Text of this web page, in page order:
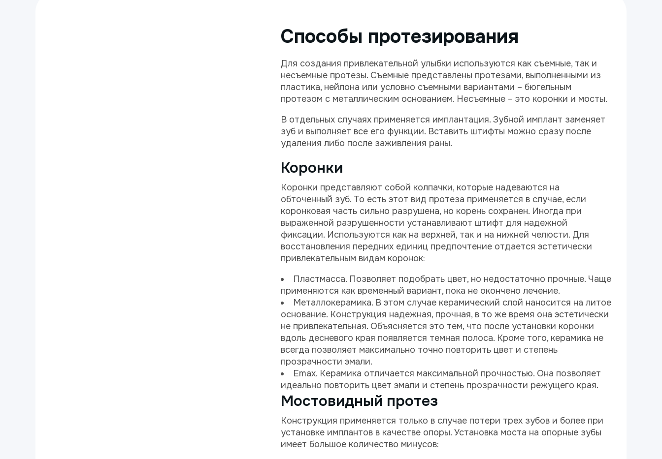
Способы протезирования
Для создания привлекательной улыбки используются как съемные, так и
несъемные протезы. Съемные представлены протезами, выполненными из
пластика, нейлона или условно съемными вариантами – бюгельным
протезом с металлическим основанием. Несъемные – это коронки и мосты.
В отдельных случаях применяется имплантация. Зубной имплант заменяет
зуб и выполняет все его функции. Вставить штифты можно сразу после
удаления либо после заживления раны.
Коронки
Коронки представляют собой колпачки, которые надеваются на
обточенный зуб. То есть этот вид протеза применяется в случае, если
коронковая часть сильно разрушена, но корень сохранен. Иногда при
выраженной разрушенности устанавливают штифт для надежной
фиксации. Используются как на верхней, так и на нижней челюсти. Для
восстановления передних единиц предпочтение отдается эстетически
привлекательным видам коронок:
Пластмасса. Позволяет подобрать цвет, но недостаточно прочные. Чаще
применяются как временный вариант, пока не окончено лечение.
Металлокерамика. В этом случае керамический слой наносится на литое
основание. Конструкция надежная, прочная, в то же время она эстетически
не привлекательная. Объясняется это тем, что после установки коронки
вдоль десневого края появляется темная полоса. Кроме того, керамика не
всегда позволяет максимально точно повторить цвет и степень
прозрачности эмали.
Emax. Керамика отличается максимальной прочностью. Она позволяет
идеально повторить цвет эмали и степень прозрачности режущего края.
Мостовидный протез
Конструкция применяется только в случае потери трех зубов и более при
установке имплантов в качестве опоры. Установка моста на опорные зубы
имеет большое количество минусов: